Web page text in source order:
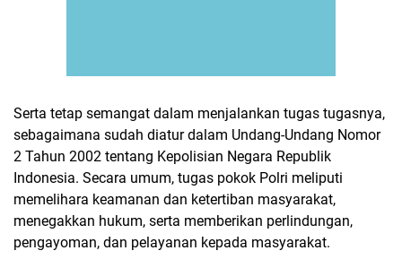
Serta tetap semangat dalam menjalankan tugas tugasnya,
sebagaimana sudah diatur dalam Undang-Undang Nomor
2 Tahun 2002 tentang Kepolisian Negara Republik
Indonesia. Secara umum, tugas pokok Polri meliputi
memelihara keamanan dan ketertiban masyarakat,
menegakkan hukum, serta memberikan perlindungan,
pengayoman, dan pelayanan kepada masyarakat.